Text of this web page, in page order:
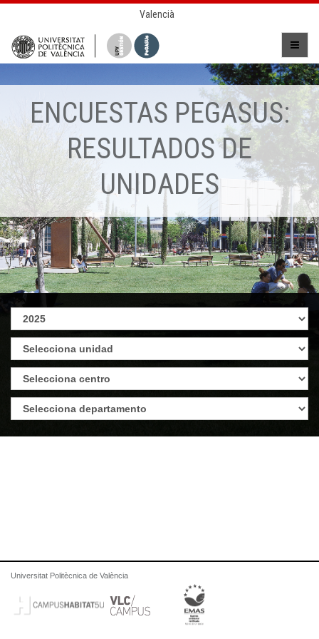
Valencià
ENCUESTAS PEGASUS:
RESULTADOS DE
UNIDADES
Universitat Politècnica de València